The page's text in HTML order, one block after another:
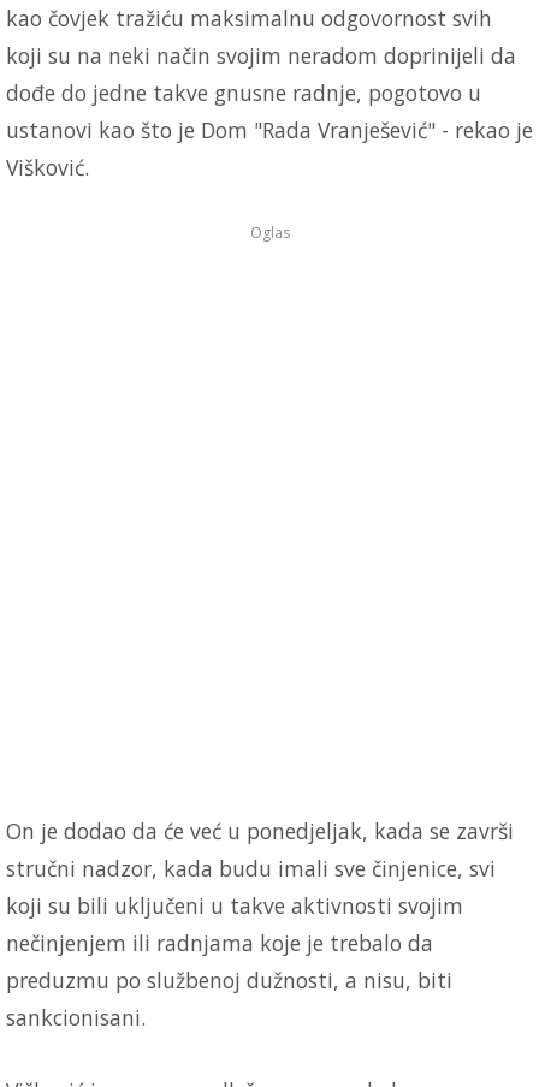
kao čovjek tražiću maksimalnu odgovornost svih
koji su na neki način svojim neradom doprinijeli da
dođe do jedne takve gnusne radnje, pogotovo u
ustanovi kao što je Dom "Rada Vranješević" - rekao je
Višković.
Oglas
On je dodao da će već u ponedjeljak, kada se završi
stručni nadzor, kada budu imali sve činjenice, svi
koji su bili uključeni u takve aktivnosti svojim
nečinjenjem ili radnjama koje je trebalo da
preduzmu po službenoj dužnosti, a nisu, biti
sankcionisani.